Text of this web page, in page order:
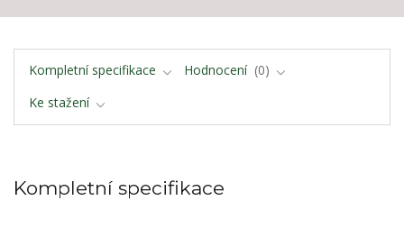
Kompletní specifikace Hodnocení
0
Ke stažení
Kompletní specifikace